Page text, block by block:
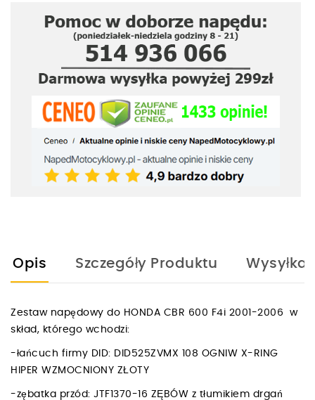
Opis Szczegóły Produktu Wysyłka
Zestaw napędowy do HONDA CBR 600 F4i 2001-2006 w
skład, którego wchodzi:
-łańcuch firmy DID: DID525ZVMX 108 OGNIW X-RING
HIPER WZMOCNIONY ZŁOTY
-zębatka przód: JTF1370-16 ZĘBÓW z tłumikiem drgań